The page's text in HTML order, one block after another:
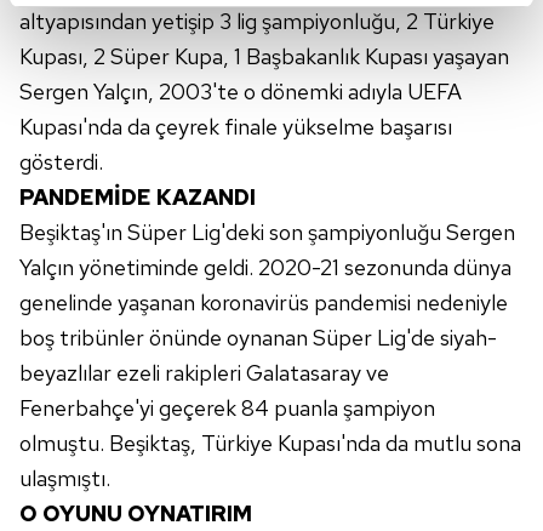
kalemimiz olduğunu sizlere hatırlatmak isteriz.
Her halükârda, kullanıcılar, bu çerezlere izin vermedikleri
gösterilmeyecektir."
Sizlere daha iyi bir hizmet sunabilmek için İnternet
Sitemizde kendimize ve üçüncü kişilere ait çerezler
kullanılmaktadır. Bu çerezler vasıtasıyla çeşitli kişisel
verileriniz işlenmekte olup gerekli olan çerezler bilgi
toplumu hizmetlerinin sunulması amacıyla
kullanılmaktadır. Diğer çerezler, sitemizin daha işlevsel
kılınması ve kişiselleştirilmesi ve sizlere yönelik
reklam/pazarlama faaliyetlerinin yapılması, amaçlarıyla
sınırlı olarak açık rızanız dahilinde kullanılacaktır.
Çerezlere ilişkin tercihlerinizi aşağıda yer alan panel
vasıtasıyla belirleyebilirsiniz. Çerezlere ilişkin detaylı bilgi
altyapısından yetişip 3 lig şampiyonluğu, 2 Türkiye
Kupası, 2 Süper Kupa, 1 Başbakanlık Kupası yaşayan
Sergen Yalçın, 2003'te o dönemki adıyla UEFA
Kupası'nda da çeyrek finale yükselme başarısı
gösterdi.
PANDEMİDE KAZANDI
Beşiktaş'ın Süper Lig'deki son şampiyonluğu Sergen
Yalçın yönetiminde geldi. 2020-21 sezonunda dünya
genelinde yaşanan koronavirüs pandemisi nedeniyle
boş tribünler önünde oynanan Süper Lig'de siyah-
beyazlılar ezeli rakipleri Galatasaray ve
Fenerbahçe'yi geçerek 84 puanla şampiyon
olmuştu. Beşiktaş, Türkiye Kupası'nda da mutlu sona
ulaşmıştı.
O OYUNU OYNATIRIM